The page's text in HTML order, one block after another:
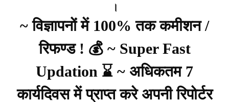
।
~ विज्ञापनों में 100% तक कमीशन /
रिफण्ड ! 💰 ~ Super Fast
Updation ⌛ ~ अधिकतम 7
कार्यदिवस में प्राप्त करे अपनी रिपोर्टर